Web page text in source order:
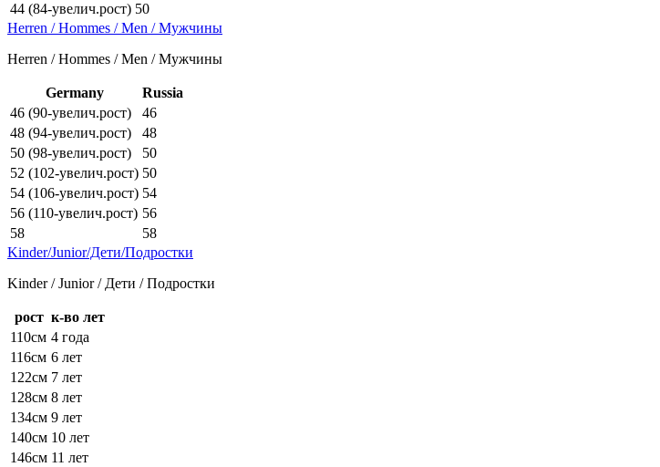
44 (84-увелич.рост) 50
Herren / Hommes / Men / Мужчины
Herren / Hommes / Men / Мужчины
Germany
Russia
46 (90-увелич.рост)
46
48 (94-увелич.рост)
48
50 (98-увелич.рост)
50
52 (102-увелич.рост) 50
54 (106-увелич.рост) 54
56 (110-увелич.рост) 56
58
58
Kinder/Junior/Дети/Подростки
Kinder / Junior / Дети / Подростки
рост к-во лет
110см 4 года
116см 6 лет
122см 7 лет
128см 8 лет
134см 9 лет
140см 10 лет
146см 11 лет